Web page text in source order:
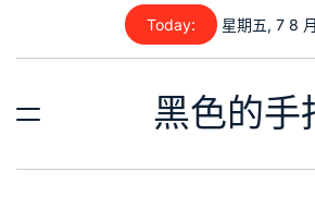
content
Today: 星期五, 7 8
黑色的手